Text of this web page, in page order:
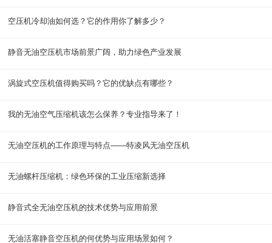
空压机冷却油如何选？它的作用你了解多少？
静音无油空压机市场前景广阔，助力绿色产业发展
涡旋式空压机值得购买吗？它的优缺点有哪些？
我的无油空气压缩机该怎么保养？专业指导来了！
无油空压机的工作原理与特点——特凌风无油空压机
无油螺杆压缩机：绿色环保的工业压缩新选择
静音式全无油空压机的技术优势与应用前景
无油活塞静音空压机的何优势与应用场景如何？